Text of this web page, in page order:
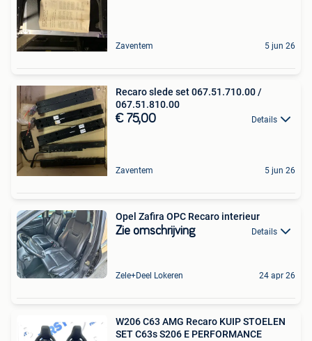
Zaventem 5 jun 26
Recaro slede set 067.51.710.00 /
067.51.810.00
€ 75,00 Details
Zaventem 5 jun 26
Opel Zafira OPC Recaro interieur
Zie omschrijving Details
Zele+Deel Lokeren 24 apr 26
W206 C63 AMG Recaro KUIP STOELEN
SET C63s S206 E PERFORMANCE